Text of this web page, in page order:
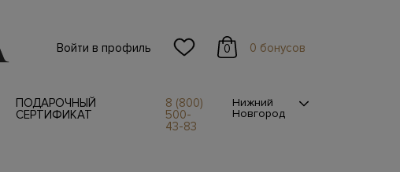
Войти в профиль 0 0 бонусов
ПОДАРОЧНЫЙ
СЕРТИФИКАТ
8 (800)
500-
43-83
Нижний
Новгород